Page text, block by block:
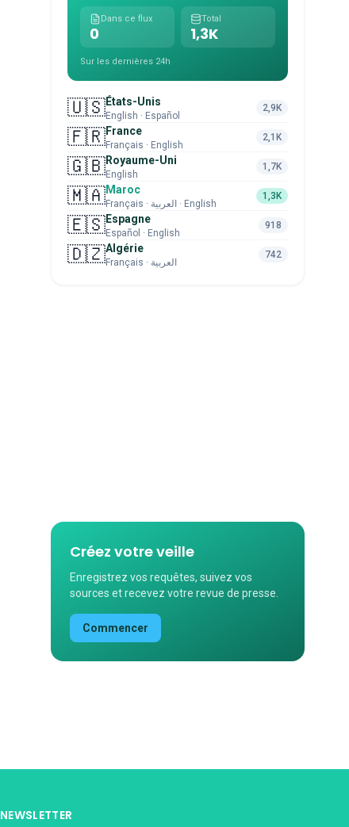
Dans ce flux
0
Total
1,3K
Sur les dernières 24h
🇺🇸États-Unis
English · Español
2,9K
🇫🇷France
Français · English
2,1K
🇬🇧Royaume-Uni
English
1,7K
🇲🇦Maroc
Français · العربية · English
1,3K
🇪🇸Espagne
Español · English
918
🇩🇿Algérie
Français · العربية
742
Créez votre veille
Enregistrez vos requêtes, suivez vos
sources et recevez votre revue de presse.
Commencer
NEWSLETTER